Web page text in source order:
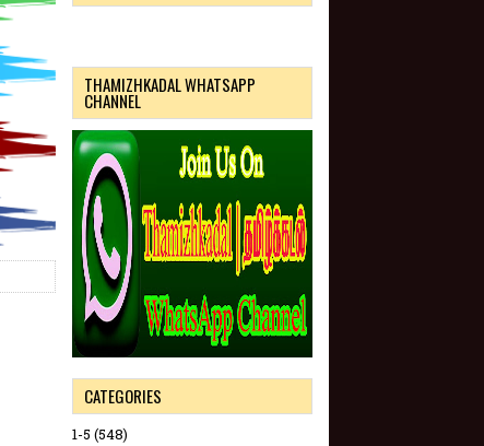
THAMIZHKADAL WHATSAPP
CHANNEL
CATEGORIES
1-5 (548)